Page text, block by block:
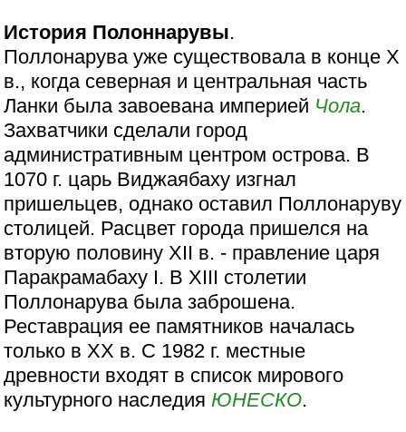
История Полоннарувы.
Поллонарува уже существовала в конце Х
в., когда северная и центральная часть
Ланки была завоевана империей Чола.
Захватчики сделали город
административным центром острова. В
1070 г. царь Виджаябаху изгнал
пришельцев, однако оставил Поллонаруву
столицей. Расцвет города пришелся на
вторую половину XII в. - правление царя
Паракрамабаху I. В XIII столетии
Поллонарува была заброшена.
Реставрация ее памятников началась
только в ХХ в. С 1982 г. местные
древности входят в список мирового
культурного наследия ЮНЕСКО.